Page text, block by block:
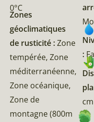
0°C
Zones
géoclimatiques
de rusticité :Zone
tempérée, Zone
méditerranéenne,
Zone océanique,
Zone de
montagne (800m
:
cm